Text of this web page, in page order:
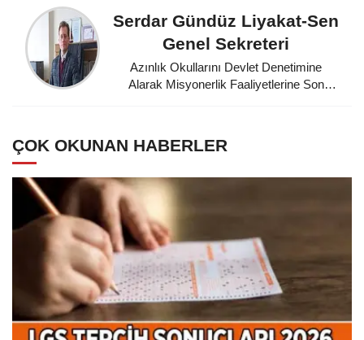
Serdar Gündüz Liyakat-Sen
Genel Sekreteri
Azınlık Okullarını Devlet Denetimine
Alarak Misyonerlik Faaliyetlerine Son
ÇOK OKUNAN HABERLER